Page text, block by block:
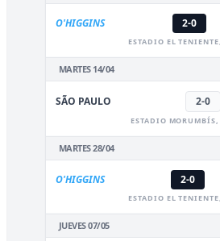
O'HIGGINS 2-0
ESTADIO EL
MARTES 14/04
SÃO PAULO 2-0
ESTADIO
MARTES 28/04
O'HIGGINS 2-0
ESTADIO EL
JUEVES 07/05